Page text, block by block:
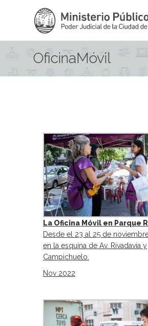
OficinaMóvil
La Oficina Móvil en Parque
Desde el 23 al 25 de
en la esquina de Av. Rivadavia y
Campichuelo.
Nov 2022